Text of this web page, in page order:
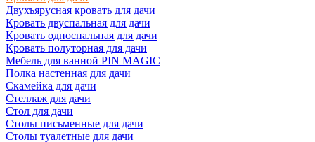
Двухъярусная кровать для дачи
Кровать двуспальная для дачи
Кровать односпальная для дачи
Кровать полуторная для дачи
Мебель для ванной PIN MAGIC
Полка настенная для дачи
Скамейка для дачи
Стеллаж для дачи
Стол для дачи
Столы письменные для дачи
Столы туалетные для дачи